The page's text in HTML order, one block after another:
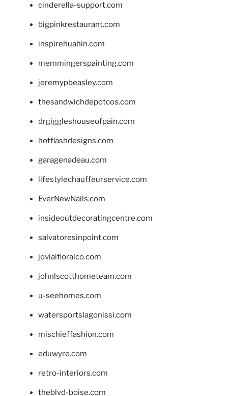
cinderella-support.com
bigpinkrestaurant.com
inspirehuahin.com
memmingerspainting.com
jeremypbeasley.com
thesandwichdepotcos.com
drgiggleshouseofpain.com
hotflashdesigns.com
garagenadeau.com
lifestylechauffeurservice.com
EverNewNails.com
insideoutdecoratingcentre.com
salvatoresinpoint.com
jovialfloralco.com
johnlscotthometeam.com
u-seehomes.com
watersportslagonissi.com
mischieffashion.com
eduwyre.com
retro-interiors.com
theblvd-boise.com